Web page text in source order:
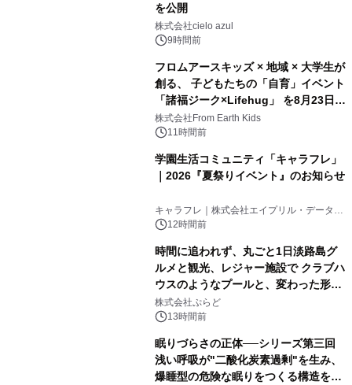
を公開
株式会社cielo azul
9時間前
フロムアースキッズ × 地域 × 大学生が
創る、 子どもたちの「自育」イベント
「諸福ジーク×Lifehug」 を8月23日
(日)開催
株式会社From Earth Kids
11時間前
学園生活コミュニティ「キャラフレ」
｜2026『夏祭りイベント』のお知らせ
キャラフレ｜株式会社エイプリル・データ・
デザインズ
12時間前
時間に追われず、丸ごと1日淡路島グ
ルメと観光、レジャー施設で クラブハ
ウスのようなプールと、変わった形の
サウナも 「THE BOXY AWAJI」のお
得な素泊まり連泊プランで
株式会社ぷらど
13時間前
眠りづらさの正体──シリーズ第三回
浅い呼吸が"二酸化炭素過剰"を生み、
爆睡型の危険な眠りをつくる構造を解